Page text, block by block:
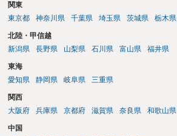
関東
東京都
神奈川県 千葉県 埼玉県 茨城県 栃木県
北陸・甲信越
新潟県
長野県 山梨県 石川県 富山県 福井県
東海
愛知県
静岡県 岐阜県 三重県
関西
大阪府
兵庫県 京都府 滋賀県 奈良県 和歌山県
中国